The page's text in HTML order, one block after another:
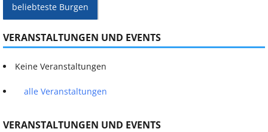
beliebteste Burgen
VERANSTALTUNGEN UND EVENTS
Keine Veranstaltungen
alle Veranstaltungen
VERANSTALTUNGEN UND EVENTS